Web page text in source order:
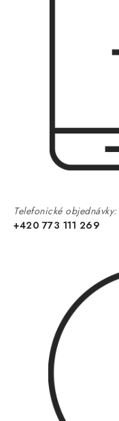
Telefonické objednávky:
+420 773 111 269